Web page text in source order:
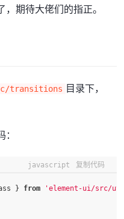
期待大佬们的指正。
transitions 目录下，
javascript 复制代码
} from 'element-ui/src/